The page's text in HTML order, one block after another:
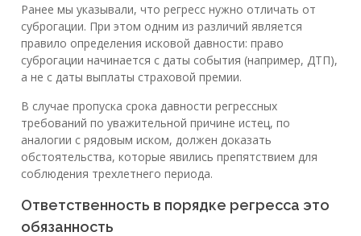
Ранее мы указывали, что регресс нужно отличать от
суброгации. При этом одним из различий является
правило определения исковой давности: право
суброгации начинается с даты события (например, ДТП),
а не с даты выплаты страховой премии.
В случае пропуска срока давности регрессных
требований по уважительной причине истец, по
аналогии с рядовым иском, должен доказать
обстоятельства, которые явились препятствием для
соблюдения трехлетнего периода.
Ответственность в порядке регресса это
обязанность